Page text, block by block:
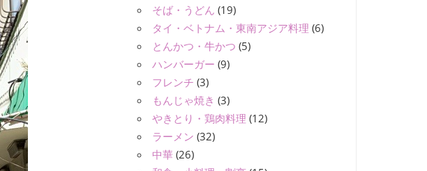
そば・うどん (19)
タイ・ベトナム・東南アジア料理 (6)
とんかつ・牛かつ (5)
ハンバーガー (9)
フレンチ (3)
もんじゃ焼き (3)
やきとり・鶏肉料理 (12)
ラーメン (32)
中華 (26)